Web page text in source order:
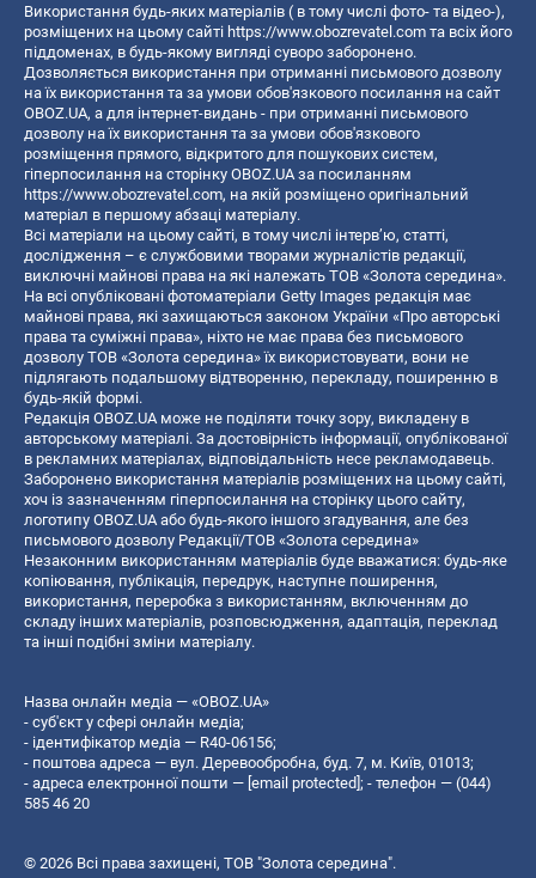
Використання будь-яких матеріалів ( в тому числі фото- та відео-),
розміщених на цьому сайті https://www.obozrevatel.com та всіх його
піддоменах, в будь-якому вигляді суворо заборонено.
Дозволяється використання при отриманні письмового дозволу
на їх використання та за умови обов'язкового посилання на сайт
OBOZ.UA, а для інтернет-видань - при отриманні письмового
дозволу на їх використання та за умови обов'язкового
розміщення прямого, відкритого для пошукових систем,
гіперпосилання на сторінку OBOZ.UA за посиланням
https://www.obozrevatel.com, на якій розміщено оригінальний
матеріал в першому абзаці матеріалу.
Всі матеріали на цьому сайті, в тому числі інтерв’ю, статті,
дослідження – є службовими творами журналістів редакції,
виключні майнові права на які належать ТОВ «Золота середина».
На всі опубліковані фотоматеріали Getty Images редакція має
майнові права, які захищаються законом України «Про авторські
права та суміжні права», ніхто не має права без письмового
дозволу ТОВ «Золота середина» їх використовувати, вони не
підлягають подальшому відтворенню, перекладу, поширенню в
будь-якій формі.
Редакція OBOZ.UA може не поділяти точку зору, викладену в
авторському матеріалі. За достовірність інформації, опублікованої
в рекламних матеріалах, відповідальність несе рекламодавець.
Заборонено використання матеріалів розміщених на цьому сайті,
хоч із зазначенням гіперпосилання на сторінку цього сайту,
логотипу OBOZ.UA або будь-якого іншого згадування, але без
письмового дозволу Редакції/ТОВ «Золота середина»
Незаконним використанням матеріалів буде вважатися: будь-яке
копiювання, публiкацiя, передрук, наступне поширення,
використання, переробка з використанням, включенням до
складу інших матеріалів, розповсюдження, адаптація, переклад
та інші подібні зміни матеріалу.
Назва онлайн медіа — «OBOZ.UA»
- суб'єкт у сфері онлайн медіа;
- ідентифікатор медіа — R40-06156;
- поштова адреса — вул. Деревообробна, буд. 7, м. Київ, 01013;
- адреса електронної пошти — [email protected]; - телефон — (044)
585 46 20
© 2026 Всі права захищені, ТОВ "Золота середина".